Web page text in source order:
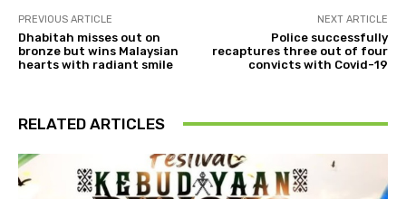
PREVIOUS ARTICLE
Dhabitah misses out on
bronze but wins Malaysian
hearts with radiant smile
NEXT ARTICLE
Police successfully
recaptures three out of four
convicts with Covid-19
RELATED ARTICLES